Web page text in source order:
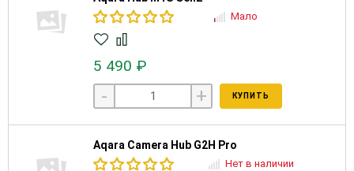
Мало
5 490 ₽
- + КУПИТЬ
Aqara Camera Hub G2H Pro
Нет в наличии